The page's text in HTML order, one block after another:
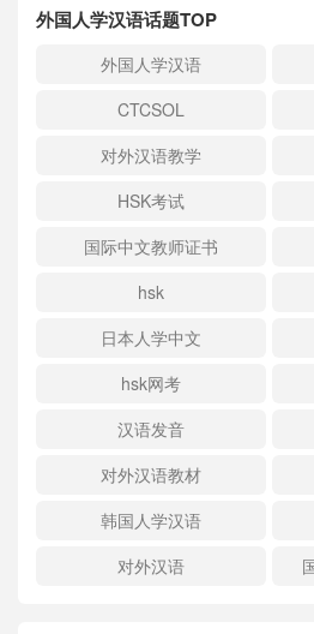
外国人学汉语话题TOP
外国人学汉语
CTCSOL
对外汉语教学
HSK考试
国际中文教师证书
hsk
日本人学中文
hsk网考
汉语发音
对外汉语教材
韩国人学汉语
对外汉语